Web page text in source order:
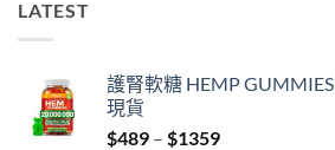
LATEST
護腎軟糖 HEMP
現貨
$489 – $1359Price